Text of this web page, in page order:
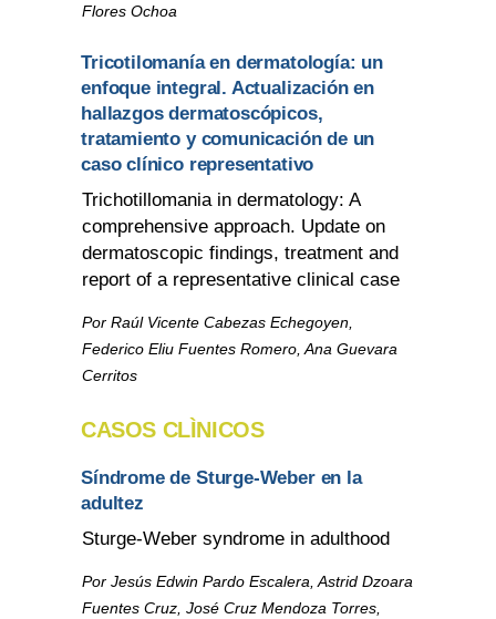
Flores Ochoa
Tricotilomanía en dermatología: un
enfoque integral. Actualización en
hallazgos dermatoscópicos,
tratamiento y comunicación de un
caso clínico representativo
Trichotillomania in dermatology: A
comprehensive approach. Update on
dermatoscopic findings, treatment and
report of a representative clinical case
Por Raúl Vicente Cabezas Echegoyen,
Federico Eliu Fuentes Romero, Ana Guevara
Cerritos
CASOS CLÌNICOS
Síndrome de Sturge-Weber en la
adultez
Sturge-Weber syndrome in adulthood
Por Jesús Edwin Pardo Escalera, Astrid Dzoara
Fuentes Cruz, José Cruz Mendoza Torres,